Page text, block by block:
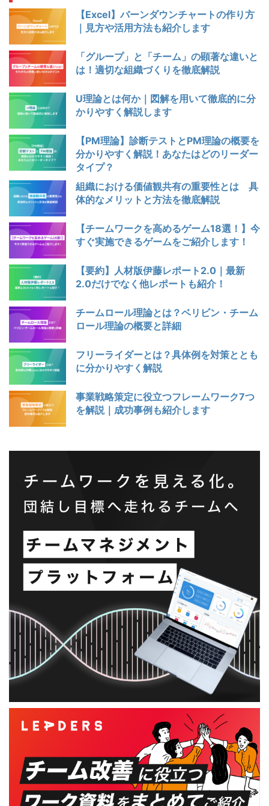
【Excel】バーンダウンチャートの作り方
｜見方や活用方法も紹介します
「グループ」と「チーム」の顕著な違いと
は！適切な組織づくりを徹底解説
U理論とは何か｜図解を用いて徹底的に分
かりやすく解説します
【PM理論】診断テストとPM理論の概要を
分かりやすく解説！あなたはどのリーダー
タイプ？
組織における価値観共有の重要性とは 具
体的なメリットと方法を徹底解説
【チームワークを高めるゲーム18選！】今
すぐ実施できるゲームをご紹介します！
【要約】人材版伊藤レポート2.0｜最新
2.0だけでなく他レポートも紹介！
チームロール理論とは？ベリビン・チーム
ロール理論の概要と詳細
フリーライダーとは？具体例を対策ととも
に分かりやすく解説
事業戦略策定に役立つフレームワーク7つ
を解説｜成功事例も紹介します